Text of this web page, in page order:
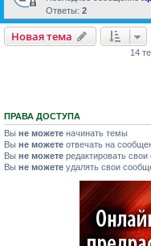
Ответы: 2
Новая тема
14
ПРАВА ДОСТУПА
Вы не можете начинать темы
Вы не можете отвечать на
Вы не можете редактировать
Вы не можете удалять свои